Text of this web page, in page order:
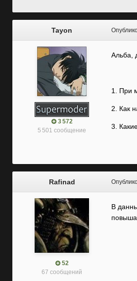
Tayon
3 572
5 501 сообщение
Альба,
1. При
2. Как
3.
Rafinad
52
67 сообщений
В